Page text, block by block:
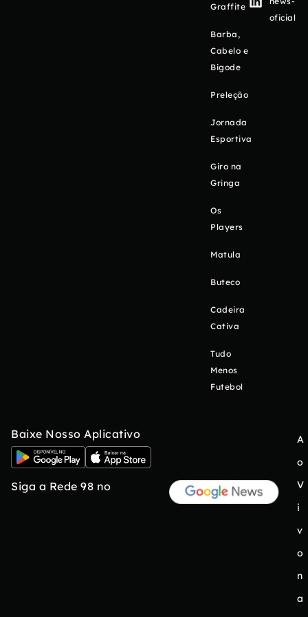
Graffite
Barba,
Cabelo e
Bigode
Preleção
Jornada
Esportiva
Giro na
Gringa
Os
Players
Matula
Buteco
Cadeira
Cativa
Tudo
Menos
Futebol
oficial
Baixe Nosso Aplicativo
Siga a Rede 98 no
A
o
V
i
v
o
n
a